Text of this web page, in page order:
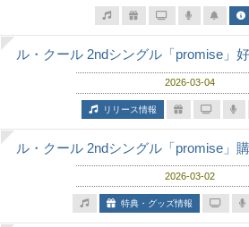
ル・クール 2ndシングル「promise」
2026-03-04
リリース情報
ル・クール 2ndシングル「promise」
2026-03-02
特典・グッズ情報